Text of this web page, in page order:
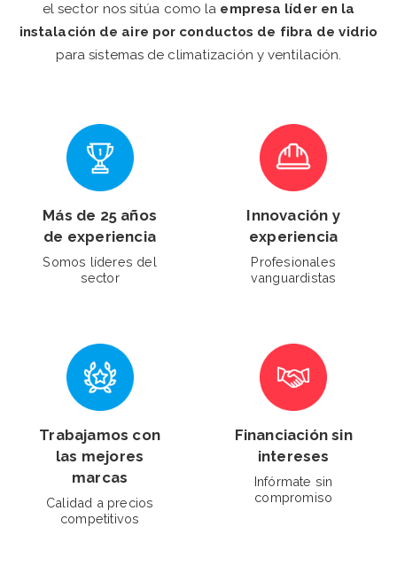
el sector nos sitúa como la empresa líder en la
instalación de aire por conductos de fibra de vidrio
para sistemas de climatización y ventilación.
Más de 25 años
de experiencia
Somos líderes del
sector
Innovación y
experiencia
Profesionales
vanguardistas
Trabajamos con
las mejores
marcas
Calidad a precios
competitivos
Financiación sin
intereses
Infórmate sin
compromiso